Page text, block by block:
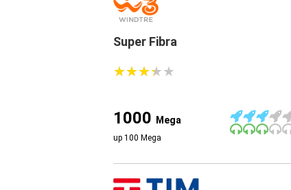
Super Fibra
★★★★★
★★★★★
1000 Mega
up 100 Mega